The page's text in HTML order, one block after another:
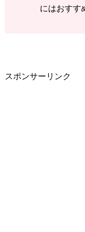
にはおすす
スポンサーリンク